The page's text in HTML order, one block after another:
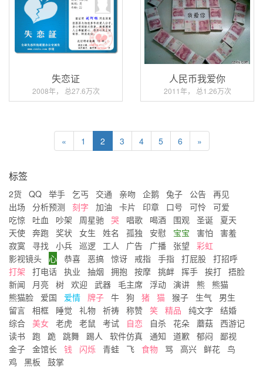
失恋证
2008年， 总27.6万次
人民币我爱你
2011年， 总1.26万次
« 1 2 3 4 5 6 »
标签
2货 QQ 举手 乞丐 交通 亲吻 企鹅 兔子 公告 再见
出场
分析预测 刻字 加油 卡片 印章 口号 可怜
可爱
吃惊
吐血 吵架 周星驰 哭 唱歌 喝酒 围观 圣诞
夏天
天使 奔跑 奖状 女生 姓名 孤独 安慰 宝宝 害怕
害羞
寂寞
寻找 小兵 巡逻 工人 广告 广播 张望
彩虹
影视镜头 心 恭喜 恶搞 惊讶 戒指 手指 打屁股 打招呼
打架
打电话 执业 抽烟 拥抱 按摩 挑衅 挥手 挨打 捂脸
新闻
月亮 树 欢迎 武器 毛主席 浮动 演讲 熊
熊猫
熊猫脸
爱国 爱情 牌子 牛 狗 猪 猫 猴子 生气
男生
留言 相框 睡觉 礼物 祈祷 称赞 笑 精品 纯文字
结婚
综合 美女 老虎 老鼠 考试 自恋 自杀 花朵 蘑菇 西游记
读书
跑 跪 跳舞 踢人 软件仿真 通知 道歉 郁闷
鄙视
金子 金馆长 钱 闪烁 青蛙 飞 食物 骂 高兴 鲜花 鸟
鸡
黑板 鼓掌